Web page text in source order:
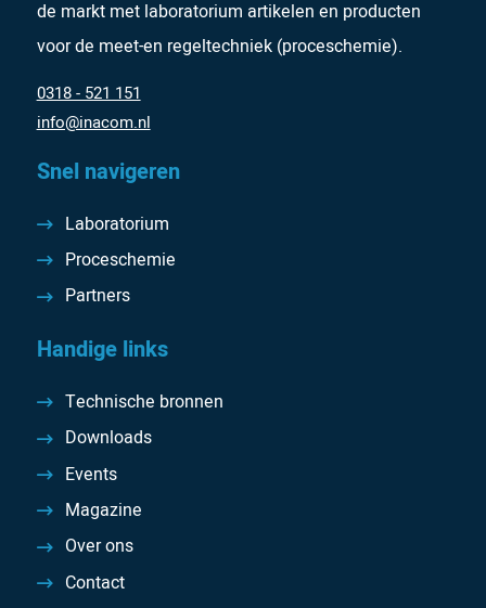
de markt met laboratorium artikelen en producten
voor de meet-en regeltechniek (proceschemie).
0318 - 521 151
info@inacom.nl
Snel navigeren
Laboratorium
Proceschemie
Partners
Handige links
Technische bronnen
Downloads
Events
Magazine
Over ons
Contact